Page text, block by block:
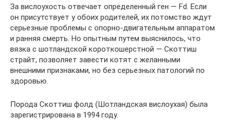
За вислоухость отвечает определенный ген — Fd. Если
он присутствует у обоих родителей, их потомство ждут
серьезные проблемы с опорно-двигательным аппаратом
и ранняя смерть. Но опытным путем выяснилось, что
вязка с шотландской короткошерстной — Скоттиш
страйт, позволяет завести котят с желанными
внешними признаками, но без серьезных патологий по
здоровью.
Порода Скоттиш фолд (Шотландская вислоухая) была
зарегистрирована в 1994 году.